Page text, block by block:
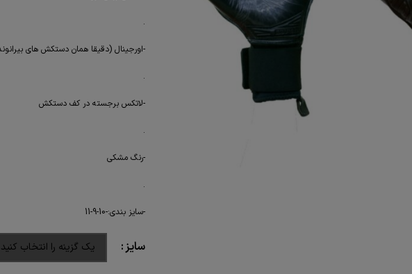
.
-اورجینال (دقیقا همان دستکش های
.
-لاتکس برجسته در کف دستکش
.
-رنگ مشکی
.
-سایز بندی:-10-9-11
سایز